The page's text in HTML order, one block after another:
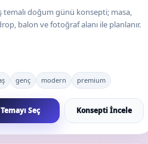
temalı doğum günü konsepti; masa,
balon ve fotoğraf alanı ile planlanır.
genç modern premium
Temayı Seç Konsepti İncele